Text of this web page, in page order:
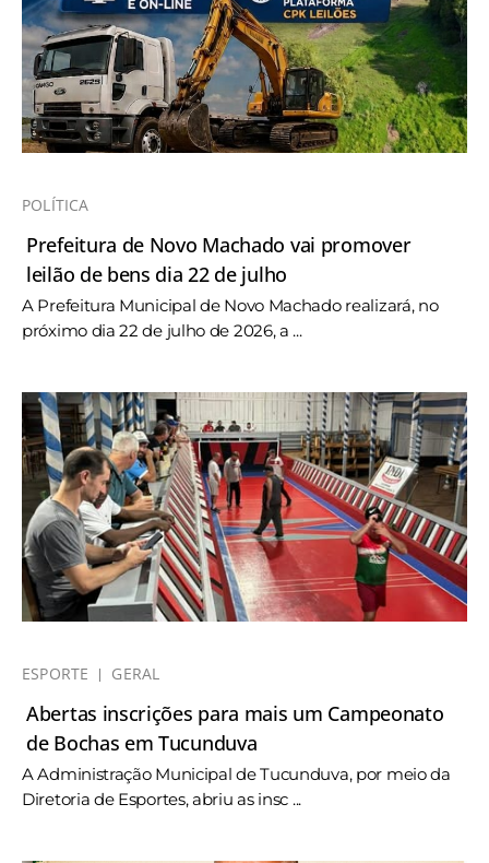
POLÍTICA
Prefeitura de Novo Machado vai promover
leilão de bens dia 22 de julho
A Prefeitura Municipal de Novo Machado realizará, no
próximo dia 22 de julho de 2026, a ...
ESPORTE GERAL
Abertas inscrições para mais um Campeonato
de Bochas em Tucunduva
A Administração Municipal de Tucunduva, por meio da
Diretoria de Esportes, abriu as insc ...